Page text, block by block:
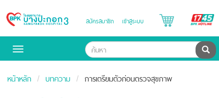
Bangpakok
สมัครสมาชิก เข้าสู่ระบบ
Toggle
ค้น
หน้าหลัก บทความ การเตรียมตัวก่อนตรวจสุขภาพ